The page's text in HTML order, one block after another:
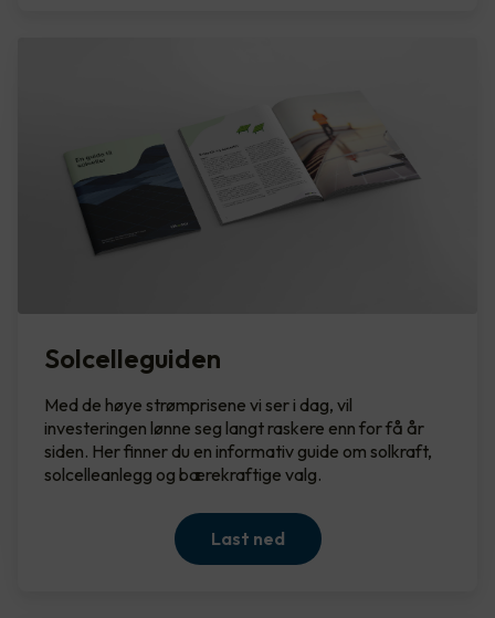
Solcelleguiden
Med de høye strømprisene vi ser i dag, vil
investeringen lønne seg langt raskere enn for få år
siden. Her finner du en informativ guide om solkraft,
solcelleanlegg og bærekraftige valg.
Last ned